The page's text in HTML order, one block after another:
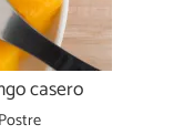
casero
Postre